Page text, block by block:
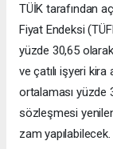
TÜİK tarafından
Fiyat Endeksi
yüzde 30,65
ve çatılı işyeri kira
ortalaması yüzde
sözleşmesi
zam yapılabilecek.